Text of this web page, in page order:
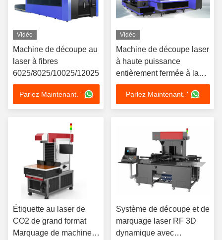
Vidéo
Machine de découpe au
laser à fibres
6025/8025/10025/12025
Parlez Maintenant. '
Vidéo
Machine de découpe laser
à haute puissance
entièrement fermée à la
fibre
Parlez Maintenant. '
Étiquette au laser de
CO2 de grand format
Marquage de machine
Système de découpe et de
marquage laser RF 3D
dynamique avec